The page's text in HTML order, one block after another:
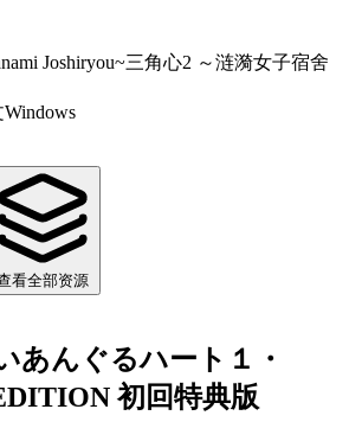
Joshiryou~三角心2 ～涟漪女子宿舍
Windows
看全部资源
あんぐるハート１・
初回特典版